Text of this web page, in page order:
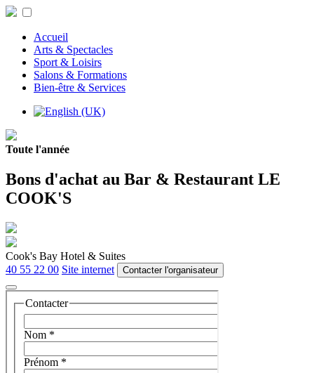
Accueil
Arts & Spectacles
Sport & Loisirs
Salons & Formations
Bien-être & Services
Toute l'année
Bons d'achat au Bar & Restaurant LE
COOK'S
Cook's Bay Hotel & Suites
40 55 22 00 Site internet Contacter l'organisateur